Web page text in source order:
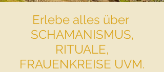
Erlebe alles über
SCHAMANISMUS,
RITUALE,
FRAUENKREISE UVM.